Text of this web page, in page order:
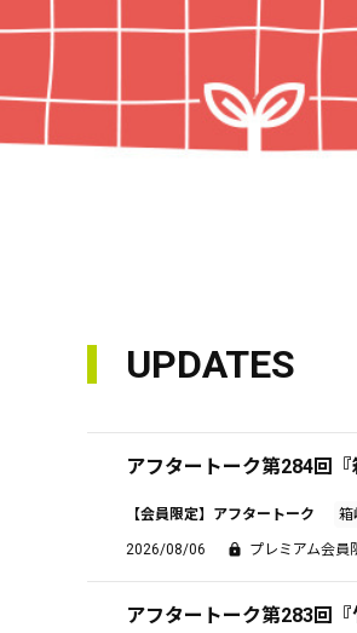
UPDATES
アフタートーク第284回『
【会員限定】アフタートーク 箱
2026/08/06 プレミアム会員
アフタートーク第283回『